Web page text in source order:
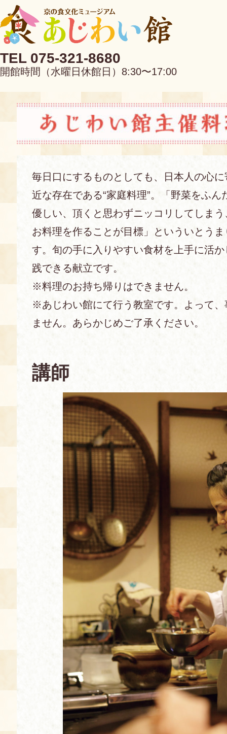
TEL 075-321-8680
開館時間（水曜日休館日）8:30〜17:00
EN 中文
当館について
あじわい館とは
京の食文化について
アクセス
FAQ
料理教室
募集中の教室
食の海援隊・陸援隊 会員限定
展示室
展示室のご紹介
お土産コーナー
レンタル
備品リスト
空き状況・ご予約
使用料・お支払い方法
団体向け見学・体験
食の語り部の部屋
展示見学
講演会付き料理教室
あじわい館弁当
毎日口にするものとしても、日本人の心
近な存在である“家庭料理”。「野菜をふ
優しい、頂くと思わずニッコリしてしま
お料理を作ることが目標」といういとう
す。旬の手に入りやすい食材を上手に活
践できる献立です。
※料理のお持ち帰りはできません。
※あじわい館にて行う教室です。よって
ません。あらかじめご了承ください。
講師